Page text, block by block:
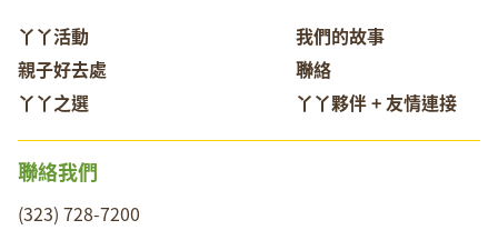
我們的故事
聯絡
丫丫夥伴 + 友情連接
丫丫活動
親子好去處
丫丫之選
聯絡我們
(323) 728-7200